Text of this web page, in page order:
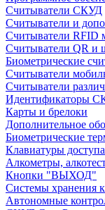
Считыватели СКУД
Считыватели и
Считыватели RFID
Считыватели QR и
Биометрические
Считыватели
Считыватели
Идентификаторы
Карты и брелоки
Дополнительное
Биометрические
Клавиатуры доступа
Алкометры,
Кнопки "ВЫХОД"
Системы хранения
Автономные